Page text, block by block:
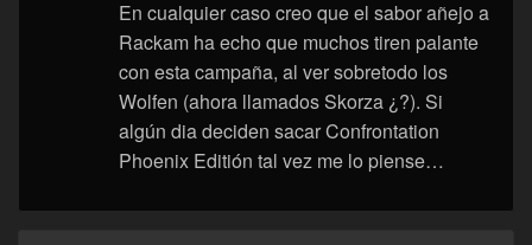
En cualquier caso creo que el sabor añejo a
Rackam ha echo que muchos tiren palante
con esta campaña, al ver sobretodo los
Wolfen (ahora llamados Skorza ¿?). Si
algún dia deciden sacar Confrontation
Phoenix Editión tal vez me lo piense…